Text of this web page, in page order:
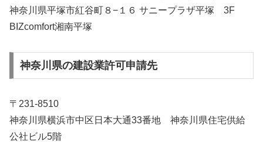
神奈川県平塚市紅谷町８−１６ サニープラザ平塚 3F
BIZcomfort湘南平塚
神奈川県の建設業許可申請先
〒231-8510
神奈川県横浜市中区日本大通33番地 神奈川県住宅供給
公社ビル5階